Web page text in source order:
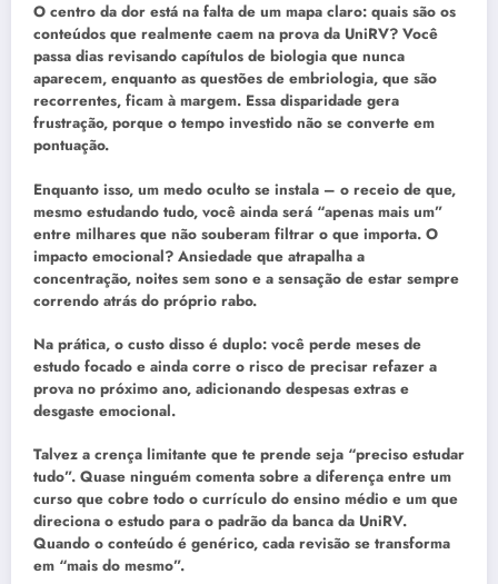
O centro da dor está na falta de um mapa claro: quais são os
conteúdos que realmente caem na prova da UniRV? Você
passa dias revisando capítulos de biologia que nunca
aparecem, enquanto as questões de embriologia, que são
recorrentes, ficam à margem. Essa disparidade gera
frustração, porque o tempo investido não se converte em
pontuação.
Enquanto isso, um medo oculto se instala – o receio de que,
mesmo estudando tudo, você ainda será “apenas mais um”
entre milhares que não souberam filtrar o que importa. O
impacto emocional? Ansiedade que atrapalha a
concentração, noites sem sono e a sensação de estar sempre
correndo atrás do próprio rabo.
Na prática, o custo disso é duplo: você perde meses de
estudo focado e ainda corre o risco de precisar refazer a
prova no próximo ano, adicionando despesas extras e
desgaste emocional.
Talvez a crença limitante que te prende seja “preciso estudar
tudo”. Quase ninguém comenta sobre a diferença entre um
curso que cobre todo o currículo do ensino médio e um que
direciona o estudo para o padrão da banca da UniRV.
Quando o conteúdo é genérico, cada revisão se transforma
em “mais do mesmo”.